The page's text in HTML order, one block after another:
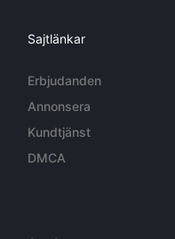
Sajtlänkar
Erbjudanden
Annonsera
Kundtjänst
DMCA